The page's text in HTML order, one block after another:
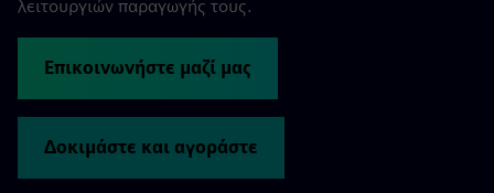
λειτουργιών παραγωγής τους.
Επικοινωνήστε μαζί μας
Δοκιμάστε και αγοράστε